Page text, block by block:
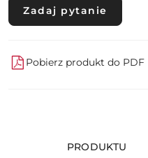
Zadaj pytanie
Pobierz produkt do PDF
PRODUKTU